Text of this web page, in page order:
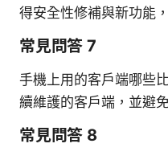
得安全性修補與新功能
常見問答 7
手機上用的客戶端哪些
續維護的客戶端，並避
常見問答 8